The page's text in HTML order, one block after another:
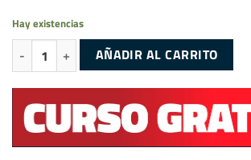
Hay existencias
Disipador / Heatsink Perfil Bajo para DELL
AÑADIR AL CARRITO